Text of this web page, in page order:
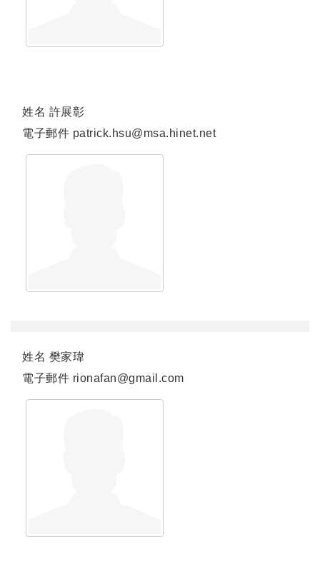
姓名 許展彰
電子郵件 patrick.hsu@msa.hinet.net
姓名 樊家瑋
電子郵件 rionafan@gmail.com